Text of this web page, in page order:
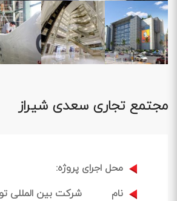
مجتمع تجاری سعدی شیراز
محل اجرای پروژه:
نام
شرکت بین المللی